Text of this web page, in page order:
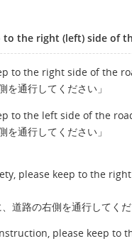
to the right (left) side of
to the right side of the
を通行してください」
to the left side of the
を通行してください」
please keep to the
、道路の右側を通行してくだ
please keep to